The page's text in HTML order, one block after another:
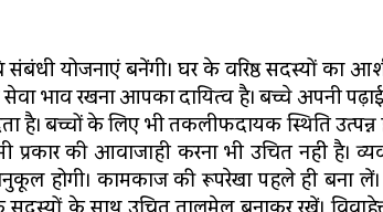
योजनाएं बनेंगी। घर के वरिष्ठ सदस्यों का
भाव रखना आपका दायित्व है। बच्चे अपनी
बच्चों के लिए भी तकलीफदायक स्थिति उत्पन्न
की आवाजाही करना भी उचित नहीं है।
अनुकूल होगी। कामकाज की रूपरेखा पहले ही बना